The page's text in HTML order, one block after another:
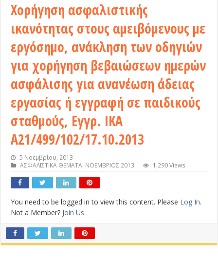
Χορήγηση ασφαλιστικής
ικανότητας στους αμειβόμενους με
εργόσημο, ανάκληση των οδηγιών
για χορήγηση βεβαιώσεων ημερών
ασφάλισης για ανανέωση άδειας
εργασίας ή εγγραφή σε παιδικούς
σταθμούς, Εγγρ. ΙΚΑ
Α21/499/102/17.10.2013
5 Νοεμβρίου, 2013
ΑΣΦΑΛΙΣΤΙΚΑ ΘΕΜΑΤΑ, ΝΟΕΜΒΡΙΟΣ 2013 1,290 Views
You need to be logged in to view this content. Please Log In.
Not a Member? Join Us